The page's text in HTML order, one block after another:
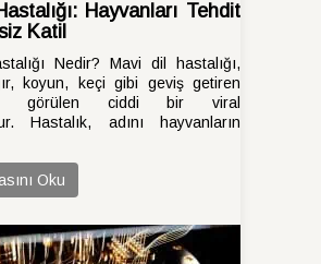
Hayvanları Tehdit
Katil
Nedir? Mavi dil hastalığı,
koyun, keçi gibi geviş getiren
görülen ciddi bir viral
Hastalık, adını hayvanların
Oku